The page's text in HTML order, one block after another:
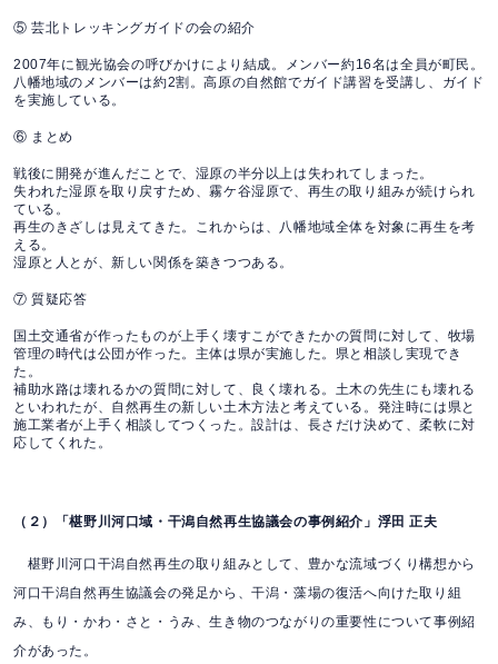
⑤ 芸北トレッキングガイドの会の紹介
2007年に観光協会の呼びかけにより結成。メンバー約16名は全員が町民。
八幡地域のメンバーは約2割。高原の自然館でガイド講習を受講し、ガイド
を実施している。
⑥ まとめ
戦後に開発が進んだことで、湿原の半分以上は失われてしまった。
失われた湿原を取り戻すため、霧ケ谷湿原で、再生の取り組みが続けられ
ている。
再生のきざしは見えてきた。これからは、八幡地域全体を対象に再生を考
える。
湿原と人とが、新しい関係を築きつつある。
⑦ 質疑応答
国土交通省が作ったものが上手く壊すこができたかの質問に対して、牧場
管理の時代は公団が作った。主体は県が実施した。県と相談し実現でき
た。
補助水路は壊れるかの質問に対して、良く壊れる。土木の先生にも壊れる
といわれたが、自然再生の新しい土木方法と考えている。発注時には県と
施工業者が上手く相談してつくった。設計は、長さだけ決めて、柔軟に対
応してくれた。
（２）「椹野川河口域・干潟自然再生協議会の事例紹介」浮田 正夫
椹野川河口干潟自然再生の取り組みとして、豊かな流域づくり構想から
河口干潟自然再生協議会の発足から、干潟・藻場の復活へ向けた取り組
み、もり・かわ・さと・うみ、生き物のつながりの重要性について事例紹
介があった。